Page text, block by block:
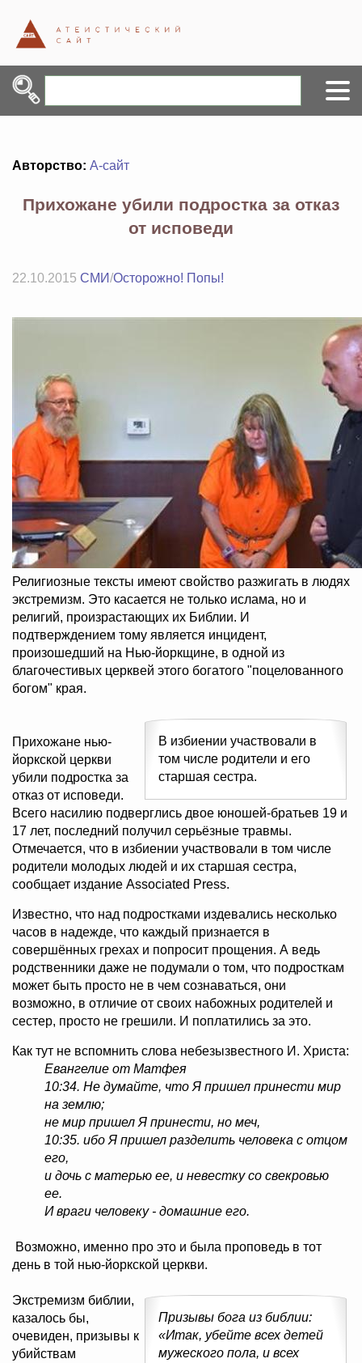
Авторство: А-сайт
Прихожане убили подростка за отказ
от исповеди
22.10.2015 СМИ/Осторожно! Попы!
Религиозные тексты имеют свойство разжигать в людях
экстремизм. Это касается не только ислама, но и
религий, произрастающих их Библии. И
подтверждением тому является инцидент,
произошедший на Нью-йоркщине, в одной из
благочестивых церквей этого богатого "поцелованного
богом" края.
В избиении участвовали в
том числе родители и его
старшая сестра.
Прихожане нью-
йоркской церкви
убили подростка за
отказ от исповеди.
Всего насилию подверглись двое юношей-братьев 19 и
17 лет, последний получил серьёзные травмы.
Отмечается, что в избиении участвовали в том числе
родители молодых людей и их старшая сестра,
сообщает издание Associated Press.
Известно, что над подростками издевались несколько
часов в надежде, что каждый признается в
совершённых грехах и попросит прощения. А ведь
родственники даже не подумали о том, что подросткам
может быть просто не в чем сознаваться, они
возможно, в отличие от своих набожных родителей и
сестер, просто не грешили. И поплатились за это.
Как тут не вспомнить слова небезызвестного И. Христа:
Евангелие от Матфея
10:34. Не думайте, что Я пришел принести мир
на землю;
не мир пришел Я принести, но меч,
10:35. ибо Я пришел разделить человека с отцом
его,
и дочь с матерью ее, и невестку со свекровью
ее.
И враги человеку - домашние его.
Возможно, именно про это и была проповедь в тот
день в той нью-йоркской церкви.
Призывы бога из библии:
«Итак, убейте всех детей
мужеского пола, и всех
Экстремизм библии,
казалось бы,
очевиден, призывы к
убийствам